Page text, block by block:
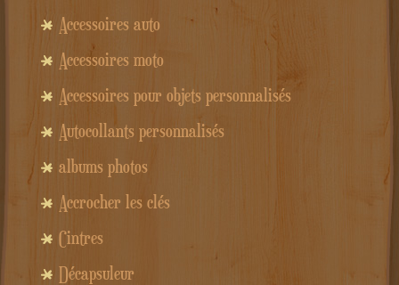
Accessoires auto
Accessoires moto
Accessoires pour objets personnalisés
Autocollants personnalisés
albums photos
Accrocher les clés
Cintres
Décapsuleur